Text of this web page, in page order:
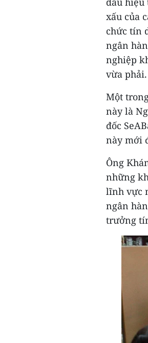
xấu của
chức tín
ngân
nghiệp
vừa phải.
Một
này là
đốc
này mới
Ông
những
lĩnh vực
ngân
trưởng